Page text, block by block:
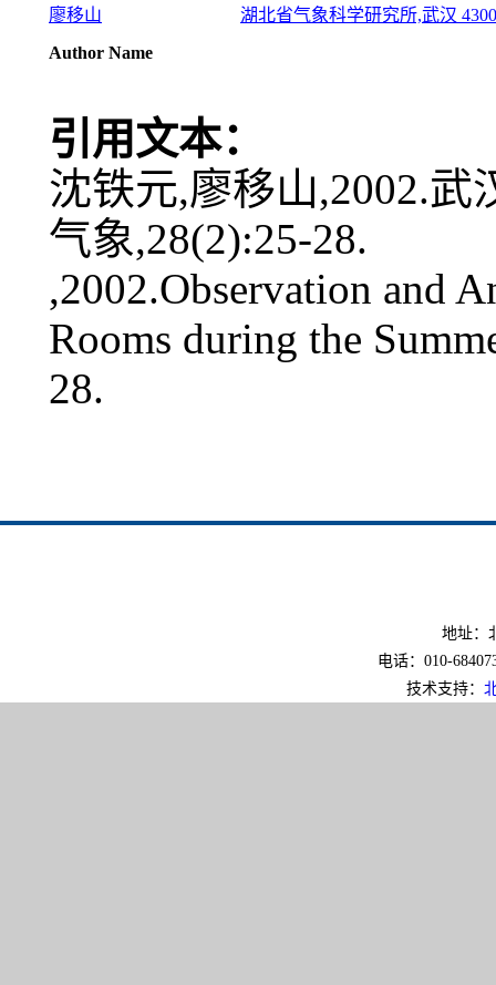
廖移山
湖北省气象科学研究所,武汉
Author Name
引用文本：
沈铁元,廖移山,2002.
气象,28(2):25-28.
,2002.Observation and
Rooms during the
28.
地址：
电话：010-
技术支持：